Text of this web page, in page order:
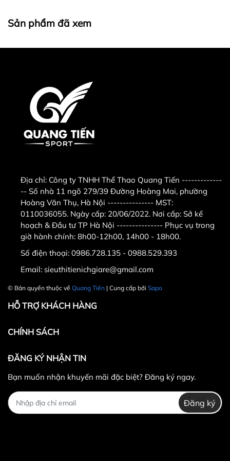
Sản phẩm đã xem
Địa chỉ: Công ty TNHH Thể Thao Quang Tiến -------------
-- Số nhà 11 ngõ 279/39 Đường Hoàng Mai, phường
Hoàng Văn Thụ, Hà Nội --------------- MST:
0110036055. Ngày cấp: 20/06/2022. Nơi cấp: Sở kế
hoạch & Đầu tư TP Hà Nội --------------- Phục vụ trong
giờ hành chính: 8h00-12h00, 14h00 - 18h00.
Số điện thoại: 0986.728.135 - 0988.529.393
Email: sieuthitienichgiare@gmail.com
© Bản quyền thuộc về Quang Tiến | Cung cấp bởi Sapo
HỖ TRỢ KHÁCH HÀNG
CHÍNH SÁCH
ĐĂNG KÝ NHẬN TIN
Bạn muốn nhận khuyến mãi đặc biệt? Đăng ký ngay.
Đăng ký